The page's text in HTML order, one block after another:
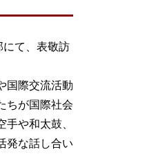
にて、表敬訪
国際交流活動
ちが国際社会
や和太鼓、
発な話し合い